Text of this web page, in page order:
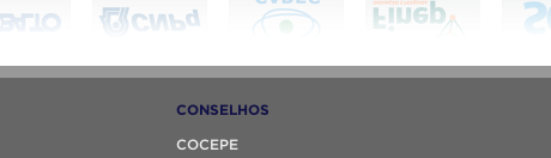
CONSELHOS
COCEPE